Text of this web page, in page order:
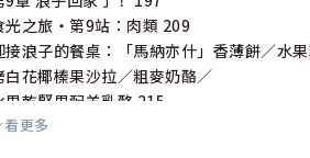
光之旅‧第9站：肉類 209
接浪子的餐桌：「馬納亦什」香薄餅／水
白花椰榛果沙拉／粗麥奶酪／
果乾堅果配羊乳酪 215
看更多